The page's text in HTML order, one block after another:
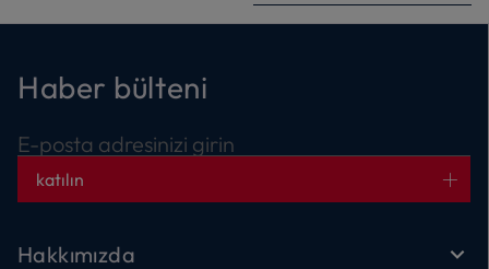
Haber bülteni
E-posta adresinizi girin
katılın
Hakkımızda